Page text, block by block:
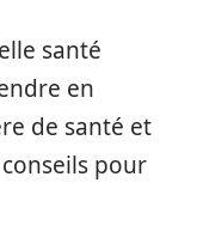
santé
en
de santé et
pour